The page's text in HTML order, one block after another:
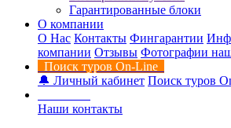
Гарантированные блоки
О компании
О Нас Контакты Фингарантии
компании Отзывы Фотографии
Поиск туров On-Line
🔔 Личный кабинет Поиск туров
Наши контакты